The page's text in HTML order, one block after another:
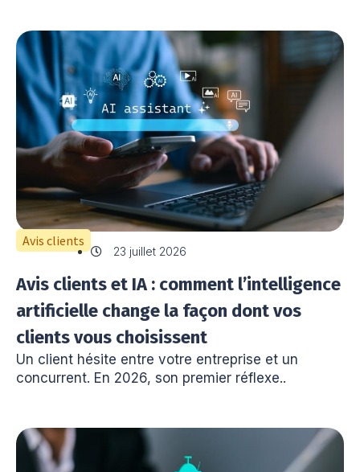
Avis clients
23 juillet 2026
Avis clients et IA : comment l’intelligence
artificielle change la façon dont vos
clients vous choisissent
Un client hésite entre votre entreprise et un
concurrent. En 2026, son premier réflexe..